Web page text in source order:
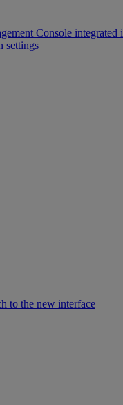
Console integrated
settings
to the new interface